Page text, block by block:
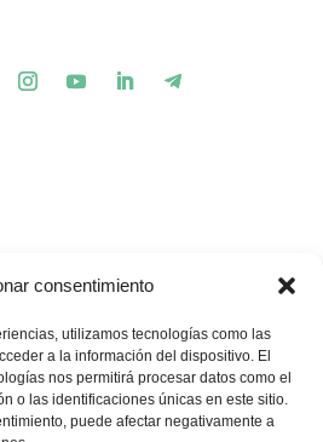
consentimiento
utilizamos tecnologías como las
a la información del dispositivo. El
nos permitirá procesar datos como el
o las identificaciones únicas en este sitio.
puede afectar negativamente a
nuestros proyectos?
¡Buenas